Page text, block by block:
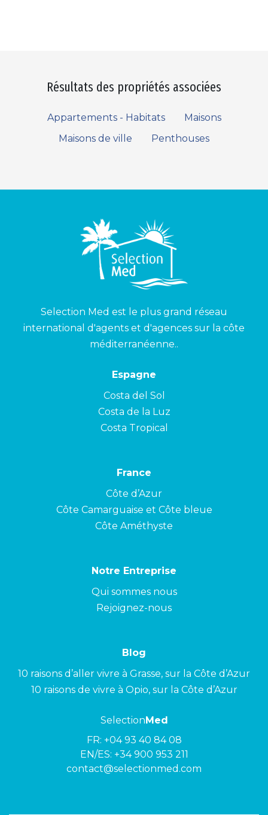
Résultats des propriétés associées
Appartements - Habitats
Maisons
Maisons de ville
Penthouses
Selection Med est le plus grand réseau
international d'agents et d'agences sur la côte
méditerranéenne..
Espagne
Costa del Sol
Costa de la Luz
Costa Tropical
France
Côte d’Azur
Côte Camarguaise et Côte bleue
Côte Améthyste
Notre Entreprise
Qui sommes nous
Rejoignez-nous
Blog
10 raisons d’aller vivre à Grasse, sur la Côte d’Azur
10 raisons de vivre à Opio, sur la Côte d’Azur
SelectionMed
FR: +04 93 40 84 08
EN/ES: +34 900 953 211
contact@selectionmed.com